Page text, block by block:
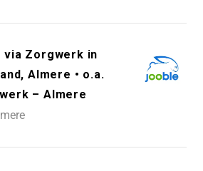
via Zorgwerk in
Almere • o.a.
– Almere